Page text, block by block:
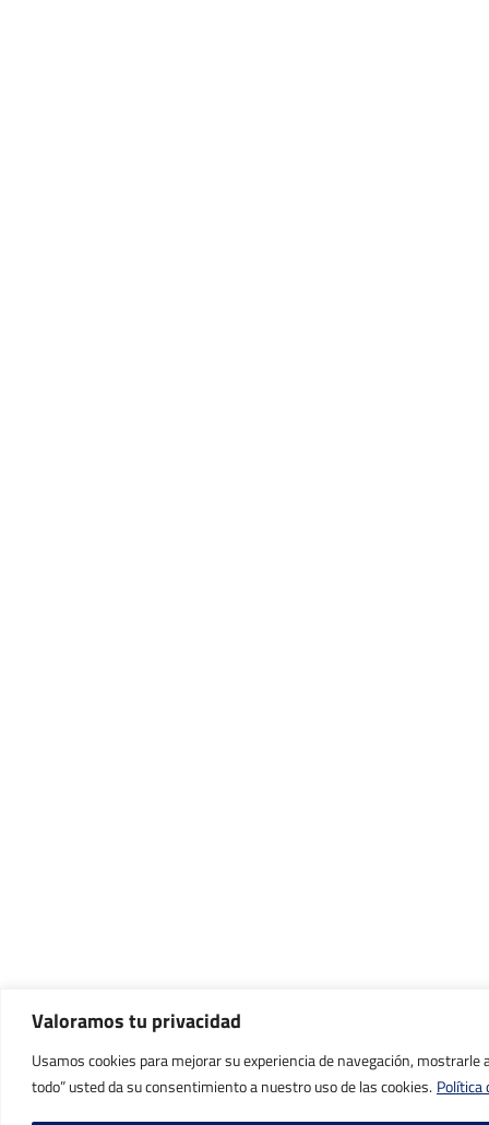
Valoramos tu privacidad
Usamos cookies para mejorar su experiencia de navegación,
todo” usted da su consentimiento a nuestro uso de las cookies. Política